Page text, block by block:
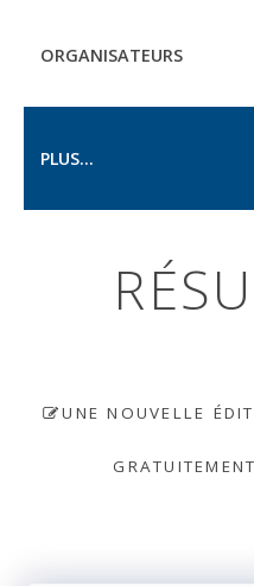
ORGANISATEURS
PLUS...
UNE NOUVELLE